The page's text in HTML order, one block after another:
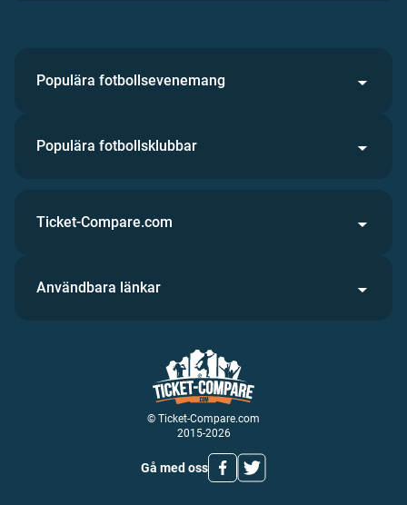
Populära fotbollsevenemang
Populära fotbollsklubbar
© Ticket-Compare.com
2015-2026
Gå med oss
Ticket-Compare.com
Användbara länkar